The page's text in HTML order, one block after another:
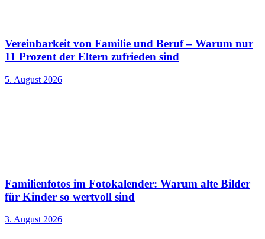
Vereinbarkeit von Familie und Beruf – Warum nur
11 Prozent der Eltern zufrieden sind
5. August 2026
Familienfotos im Fotokalender: Warum alte Bilder
für Kinder so wertvoll sind
3. August 2026